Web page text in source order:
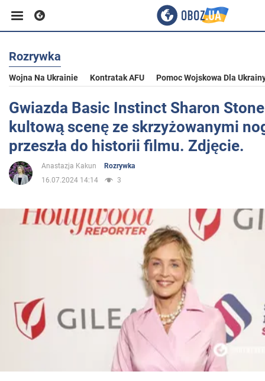
Biznes
Sport
Rozrywka
Życie
Polityka
Świat
Jedzenie
Rozrywka
Wojna Na Ukrainie Kontratak AFU Pomoc Wojskowa Dla
Gwiazda Basic Instinct Sharon
kultową scenę ze skrzyżowanymi
przeszła do historii filmu. Zdjęcie.
Anastazja Kakun
Rozrywka
16.07.2024 14:14
3